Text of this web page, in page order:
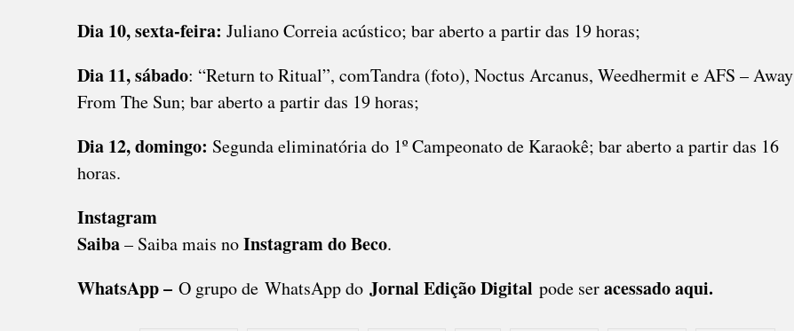
Dia 10, sexta-feira: Juliano Correia acústico; bar aberto a partir das 19 horas;
Dia 11, sábado: “Return to Ritual”, comTandra (foto), Noctus Arcanus, Weedhermit e AFS – Away
From The Sun; bar aberto a partir das 19 horas;
Dia 12, domingo: Segunda eliminatória do 1º Campeonato de Karaokê; bar aberto a partir das 16
horas.
Instagram
Saiba– Saiba mais noInstagram do Beco.
WhatsApp – O grupo de WhatsApp do Jornal Edição Digital pode seracessado aqui.